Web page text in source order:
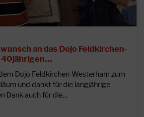
an das Dojo Feldkirchen-
40jährigen…
Dojo Feldkirchen-Westerham zum
und dankt für die langjährige
Dank auch für die…